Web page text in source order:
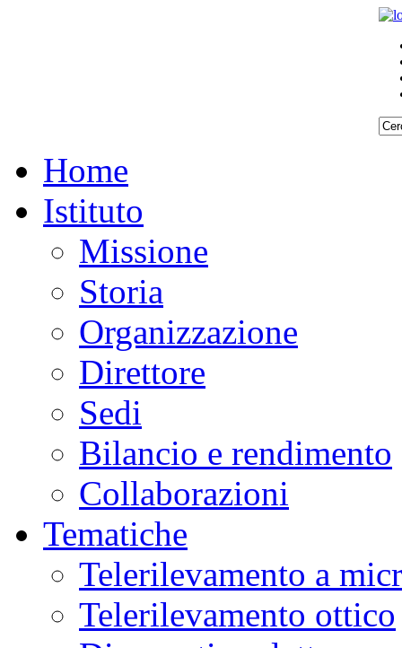
Home
Istituto
Missione
Storia
Organizzazione
Direttore
Sedi
Bilancio e rendimento
Collaborazioni
Tematiche
Telerilevamento a
Telerilevamento ottico